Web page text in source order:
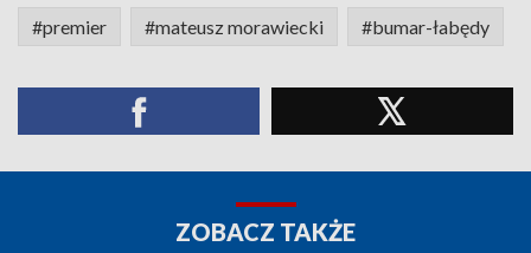
#premier #mateusz morawiecki #bumar-łabędy
ZOBACZ TAKŻE